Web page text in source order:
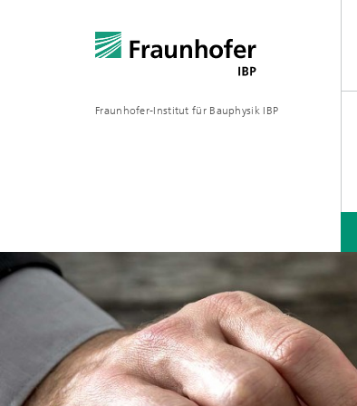
Fraunhofer-Institut für Bauphysik IBP
Bauakustik
GESCHÄFTSFELDER | PRODUKTE